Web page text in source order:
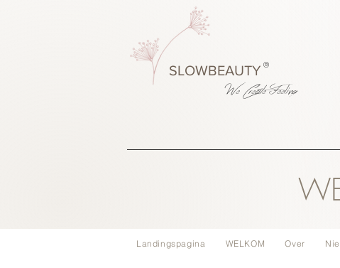
®
SLOWBEAUTY
We CreateFeeling
Landingspagina WELKOM Over